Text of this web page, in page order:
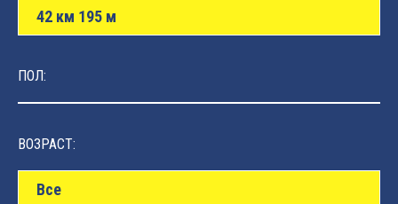
42 км 195 м
ПОЛ:
ВОЗРАСТ:
Все